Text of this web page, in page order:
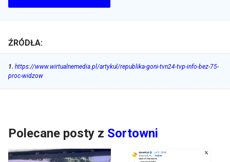
ŹRÓDŁA:
1. https://www.wirtualnemedia.pl/artykul/republika-goni-tvn24-tvp-info-bez-75-
proc-widzow
Polecane posty z Sortowni